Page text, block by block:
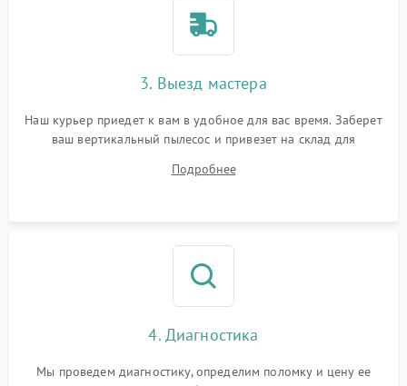
3. Выезд мастера
Наш курьер приедет к вам в удобное для вас время. Заберет
ваш вертикальный пылесос и привезет на склад для
Подробнее
4. Диагностика
Мы проведем диагностику, определим поломку и цену ее